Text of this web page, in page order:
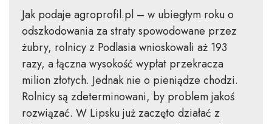
Jak podaje agroprofil.pl – w ubiegłym roku o
odszkodowania za straty spowodowane przez
żubry, rolnicy z Podlasia wnioskowali aż 193
razy, a łączna wysokość wypłat przekracza
milion złotych. Jednak nie o pieniądze chodzi.
Rolnicy są zdeterminowani, by problem jakoś
rozwiązać. W Lipsku już zaczęto działać z